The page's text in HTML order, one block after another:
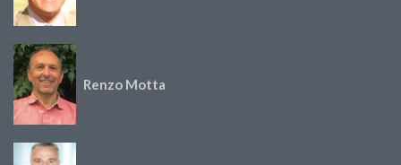
Renzo Motta